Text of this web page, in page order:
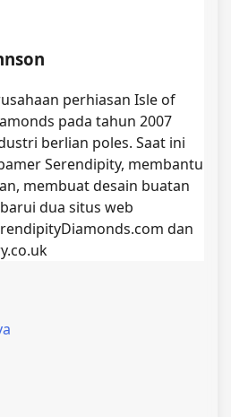
perhiasan Isle of
pada tahun 2007
berlian poles. Saat ini
Serendipity, membantu
membuat desain buatan
dua situs web
dan